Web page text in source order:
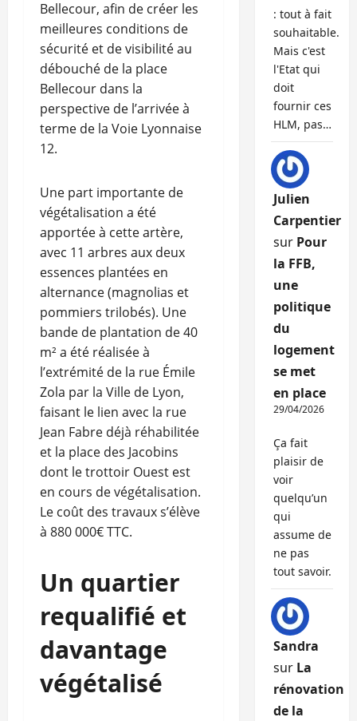
Bellecour, afin de créer les
meilleures conditions de
sécurité et de visibilité au
débouché de la place
Bellecour dans la
perspective de l’arrivée à
terme de la Voie Lyonnaise
12.
Une part importante de
végétalisation a été
apportée à cette artère,
avec 11 arbres aux deux
essences plantées en
alternance (magnolias et
pommiers trilobés). Une
bande de plantation de 40
m² a été réalisée à
l’extrémité de la rue Émile
Zola par la Ville de Lyon,
faisant le lien avec la rue
Jean Fabre déjà réhabilitée
et la place des Jacobins
dont le trottoir Ouest est
en cours de végétalisation.
Le coût des travaux s’élève
à 880 000€ TTC.
Un quartier
requalifié et
davantage
végétalisé
: tout à fait
souhaitable.
Mais c'est
l'Etat qui
doit
fournir ces
HLM, pas…
Julien
Carpentier
sur Pour
la FFB,
une
politique
du
logement
se met
en place
29/04/2026
Ça fait
plaisir de
voir
quelqu’un
qui
assume de
ne pas
tout savoir.
Sandra
sur La
rénovation
de la